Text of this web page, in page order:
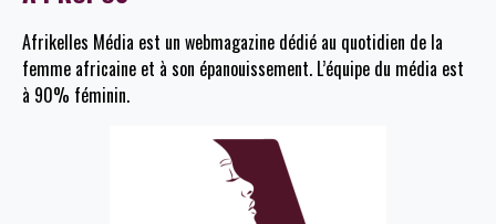
Afrikelles Média est un webmagazine dédié au quotidien de la
femme africaine et à son épanouissement. L’équipe du média est
à 90% féminin.